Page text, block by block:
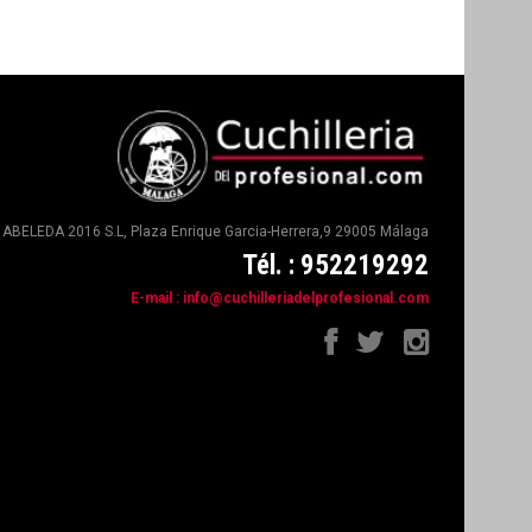
ABELEDA 2016 S.L, Plaza Enrique Garcia-Herrera,9 29005 Málaga
Tél. : 952219292
E-mail : info@cuchilleriadelprofesional.com